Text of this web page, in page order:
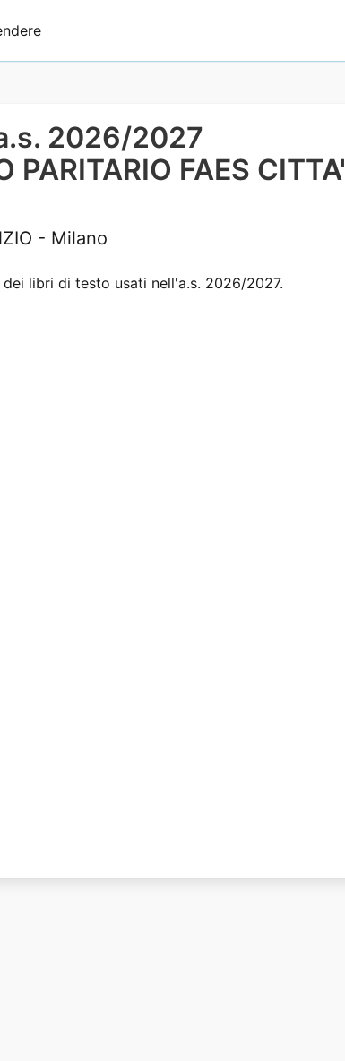
2026/2027
PARITARIO FAES CITTA'
- Milano
libri di testo usati nell'a.s. 2026/2027.